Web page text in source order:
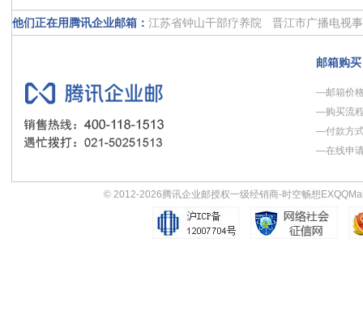
他们正在用腾讯企业邮箱： 江苏省钟山干部疗养院
晋江市广播电视
生活新报社
沱牌舍得酒业股
上海淮海商业集团
邮箱购买
—邮箱价
—购买流
—付款方
—在线申
© 2012-2026 腾讯企业邮授权一级经销商-时空畅想